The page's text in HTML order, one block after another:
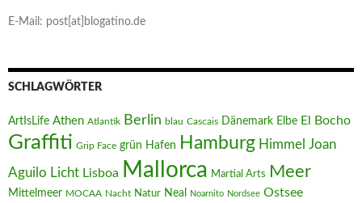
E-Mail: post[at]blogatino.de
SCHLAGWÖRTER
ArtIsLife Athen Atlantik Berlin blau Cascais Dänemark Elbe El Bocho
Graffiti Grip Face grün Hafen Hamburg Himmel Joan
Aguilo Licht Lisboa Mallorca Martial Arts Meer
Mittelmeer MOCAA Nacht Natur Neal Noarnito Nordsee Ostsee